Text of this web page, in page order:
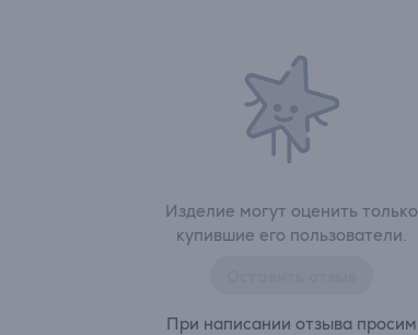
Изделие могут оценить только
купившие его пользователи.
При написании отзыва просим